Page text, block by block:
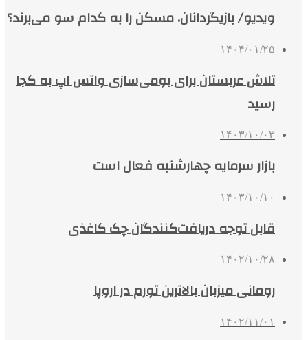
ویدیو/ بازیگردانان، مسکن را به کدام سو می‌برند؟
۱۴۰۴/۰۱/۲۵
تلاش عربستان برای بومی‌سازی واتس اپ به کجا
رسید
۱۴۰۳/۱۰/۰۳
بازار سرمایه چهارشنبه فعال است
۱۴۰۳/۱۰/۱۰
قابل توجه دریافت‌کنندگان چک کاغذی
۱۴۰۲/۱۰/۲۸
رومانی میزبان بالاترین تورم در اروپا
۱۴۰۲/۱۱/۰۱